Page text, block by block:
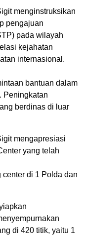
menginstruksikan
pengajuan
pada wilayah
kejahatan
internasional.
bantuan dalam
Peningkatan
berdinas di luar
mengapresiasi
yang telah
center di 1 Polda dan
di 420 titik, yaitu 1